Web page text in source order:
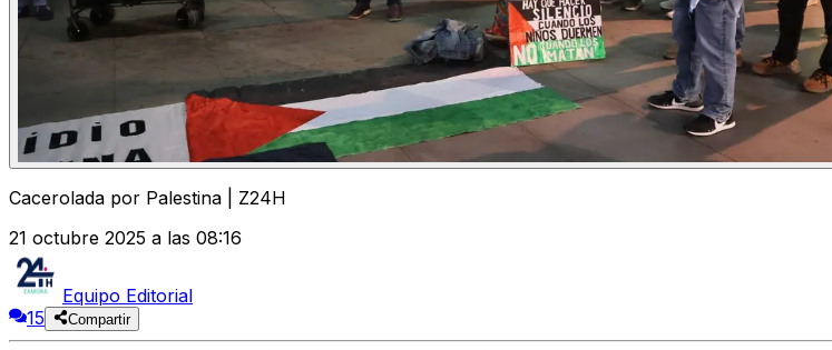
Cacerolada por Palestina | Z24H
21 octubre 2025 a las 08:16
Equipo Editorial
15
Compartir